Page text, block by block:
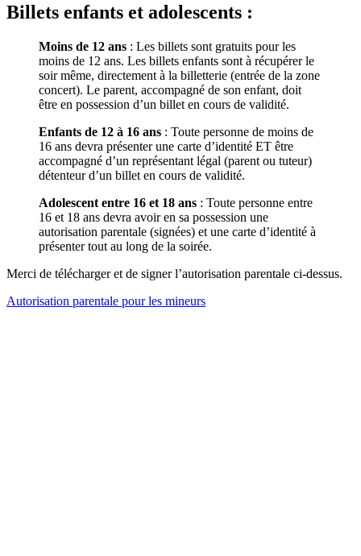
Billets enfants et adolescents :
Moins de 12 ans : Les billets sont gratuits pour les
moins de 12 ans. Les billets enfants sont à récupérer le
soir même, directement à la billetterie (entrée de la zone
concert). Le parent, accompagné de son enfant, doit
être en possession d’un billet en cours de validité.
Enfants de 12 à 16 ans : Toute personne de moins de
16 ans devra présenter une carte d’identité ET être
accompagné d’un représentant légal (parent ou tuteur)
détenteur d’un billet en cours de validité.
Adolescent entre 16 et 18 ans : Toute personne entre
16 et 18 ans devra avoir en sa possession une
autorisation parentale (signées) et une carte d’identité à
présenter tout au long de la soirée.
Merci de télécharger et de signer l’autorisation parentale ci-dessus.
Autorisation parentale pour les mineurs